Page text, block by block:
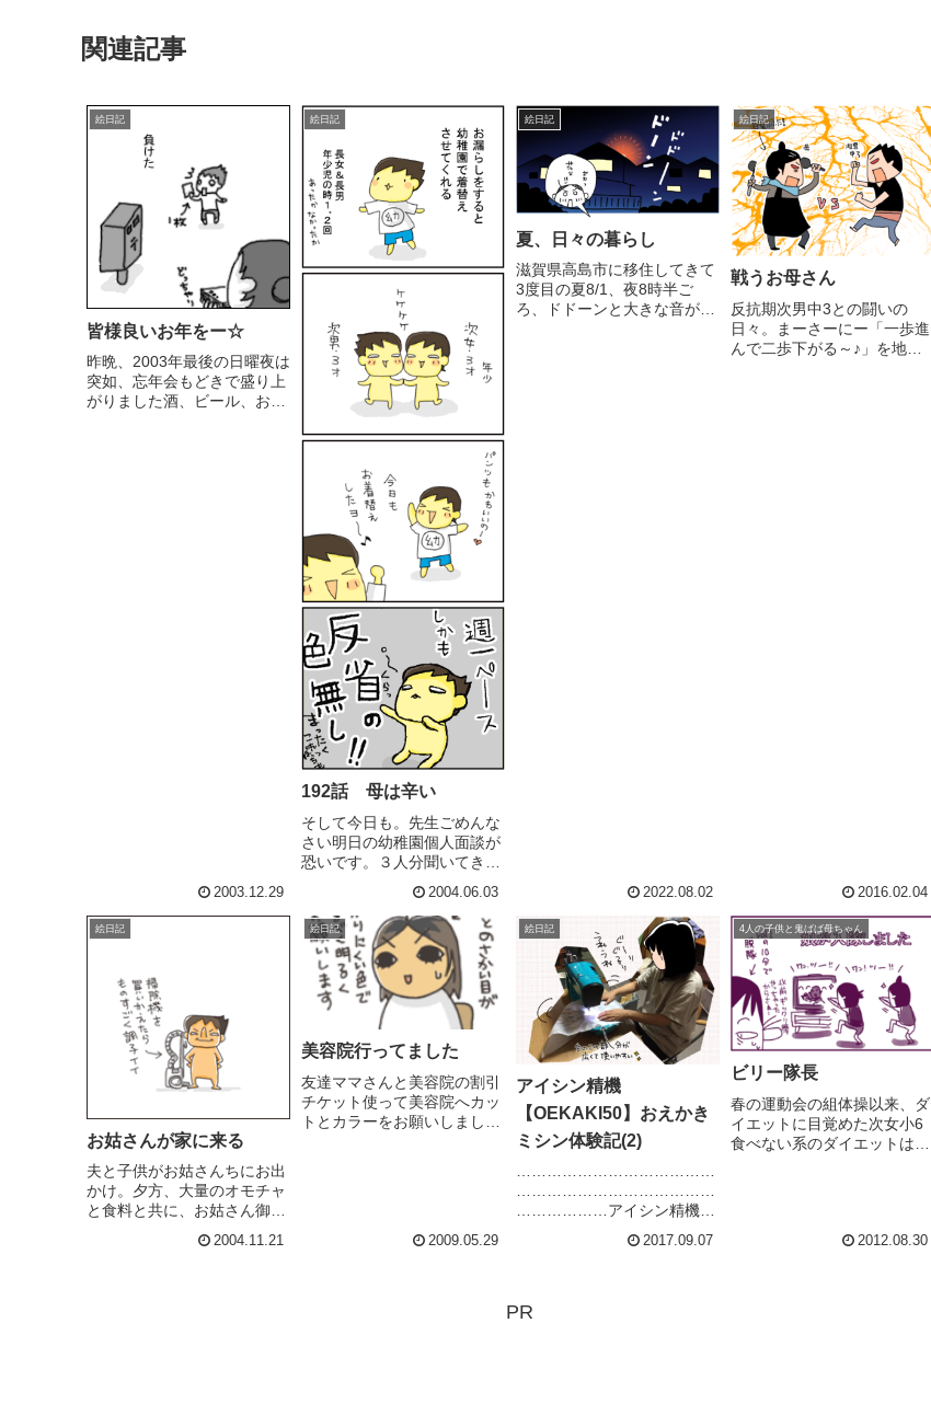
関連記事
絵日記
皆様良いお年をー☆
昨晩、2003年最後の日曜夜は
突如、忘年会もどきで盛り上
がりました酒、ビール、おつ
2003.12.29
絵日記
192話 母は辛い
そして今日も。先生ごめんな
さい明日の幼稚園個人面談が
恐いです。３人分聞いてきま
2004.06.03
絵日記
夏、日々の暮らし
滋賀県高島市に移住してきて
3度目の夏8/1、夜8時半ご
ろ、ドドーンと大きな音が外
2022.08.02
絵日記
戦うお母さん
反抗期次男中3との闘いの
日々。まーさーにー「一歩進
んで二歩下がる～♪」を地で
2016.02.04
絵日記
お姑さんが家に来る
夫と子供がお姑さんちにお出
かけ。夕方、大量のオモチャ
と食料と共に、お姑さん御来
ー。もっと早くお袋来るって
2004.11.21
絵日記
美容院行ってました
友達ママさんと美容院の割引
チケット使って美容院へカッ
トとカラーをお願いしまし
す。元気印なお母さんにもな
2009.05.29
絵日記
アイシン精機
【OEKAKI50】おえかき
ミシン体験記(2)
…………………………………
…………………………………
………………アイシン精機さ
ん、2021.7現在はミシン販売
終了しています。
………………「グッドデザイ
2017.09.07
4人の子供と鬼ばば母ちゃん
ビリー隊長
春の運動会の組体操以来、ダ
イエットに目覚めた次女小6
食べない系のダイエットは、
「腹筋を鍛える」等頑張って
2012.08.30
PR